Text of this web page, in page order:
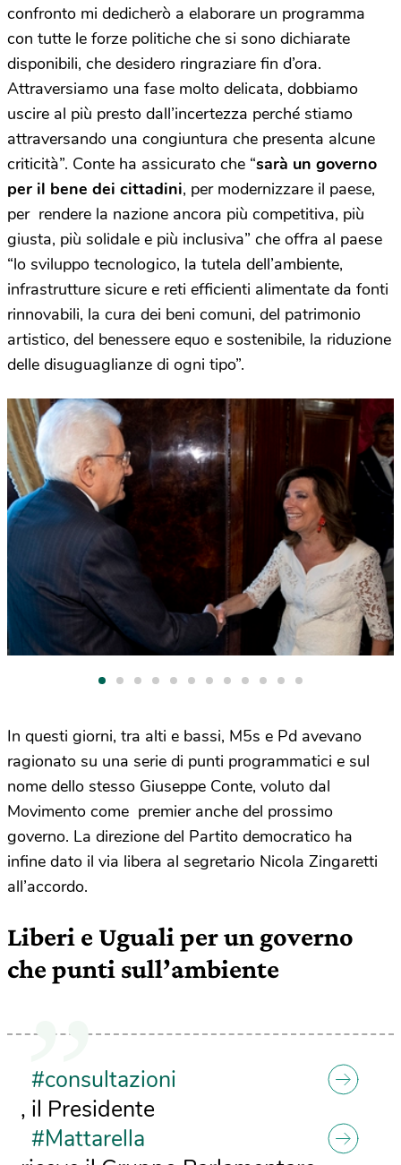
confronto mi dedicherò a elaborare un programma
con tutte le forze politiche che si sono dichiarate
disponibili, che desidero ringraziare fin d’ora.
Attraversiamo una fase molto delicata, dobbiamo
uscire al più presto dall’incertezza perché stiamo
attraversando una congiuntura che presenta alcune
criticità”. Conte ha assicurato che “sarà un governo
per il bene dei cittadini, per modernizzare il paese,
per rendere la nazione ancora più competitiva, più
giusta, più solidale e più inclusiva” che offra al paese
“lo sviluppo tecnologico, la tutela dell’ambiente,
infrastrutture sicure e reti efficienti alimentate da fonti
rinnovabili, la cura dei beni comuni, del patrimonio
artistico, del benessere equo e sostenibile, la riduzione
delle disuguaglianze di ogni tipo”.
In questi giorni, tra alti e bassi, M5s e Pd avevano
ragionato su una serie di punti programmatici e sul
nome dello stesso Giuseppe Conte, voluto dal
Movimento come premier anche del prossimo
governo. La direzione del Partito democratico ha
infine dato il via libera al segretario Nicola Zingaretti
all’accordo.
Liberi e Uguali per un governo
che punti sull’ambiente
#consultazioni
, il Presidente
#Mattarella